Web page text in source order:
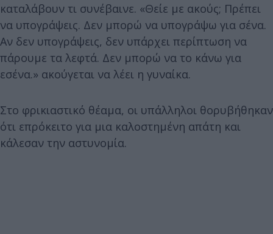
καταλάβουν τι συνέβαινε. «Θείε με ακούς; Πρέπει
να υπογράψεις. Δεν μπορώ να υπογράψω για σένα.
Αν δεν υπογράψεις, δεν υπάρχει περίπτωση να
πάρουμε τα λεφτά. Δεν μπορώ να το κάνω για
εσένα.» ακούγεται να λέει η γυναίκα.
Στο φρικιαστικό θέαμα, οι υπάλληλοι θορυβήθηκαν
ότι επρόκειτο για μια καλοστημένη απάτη και
κάλεσαν την αστυνομία.